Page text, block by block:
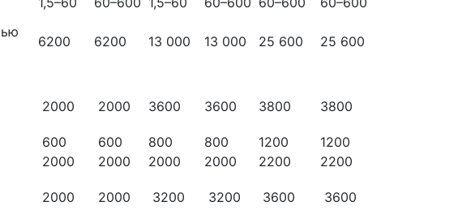
6200 6200 13 000 13 000 25 600
25 600
2000 2000 3600 3600 3800 3800
600 600 800 800 1200
1200
2000 2000 2000 2000 2200
2200
2000 2000 3200 3200 3600 3600